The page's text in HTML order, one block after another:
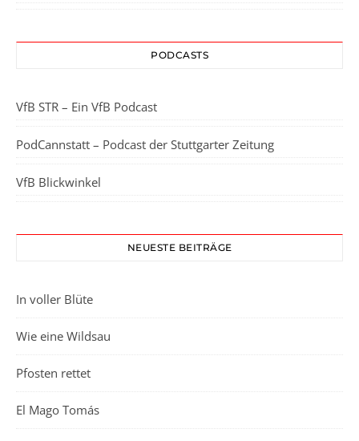
PODCASTS
VfB STR – Ein VfB Podcast
PodCannstatt – Podcast der Stuttgarter Zeitung
VfB Blickwinkel
NEUESTE BEITRÄGE
In voller Blüte
Wie eine Wildsau
Pfosten rettet
El Mago Tomás